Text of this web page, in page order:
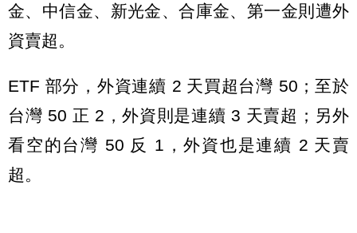
金、中信金、新光金、合庫金、第一金則遭外
資賣超。
ETF 部分，外資連續 2 天買超台灣 50；至於
台灣 50 正 2，外資則是連續 3 天賣超；另外
看空的台灣 50 反 1，外資也是連續 2 天賣
超。